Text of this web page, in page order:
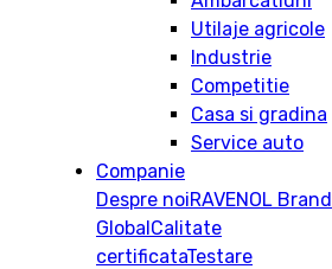
Utilaje agricole
Industrie
Competitie
Casa si gradina
Service auto
Companie
Despre noiRAVENOL Brand
GlobalCalitate
certificataTestare